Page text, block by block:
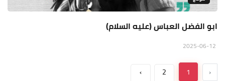
ابو الفضل العباس (عليه السلام)
‹
1
2
›